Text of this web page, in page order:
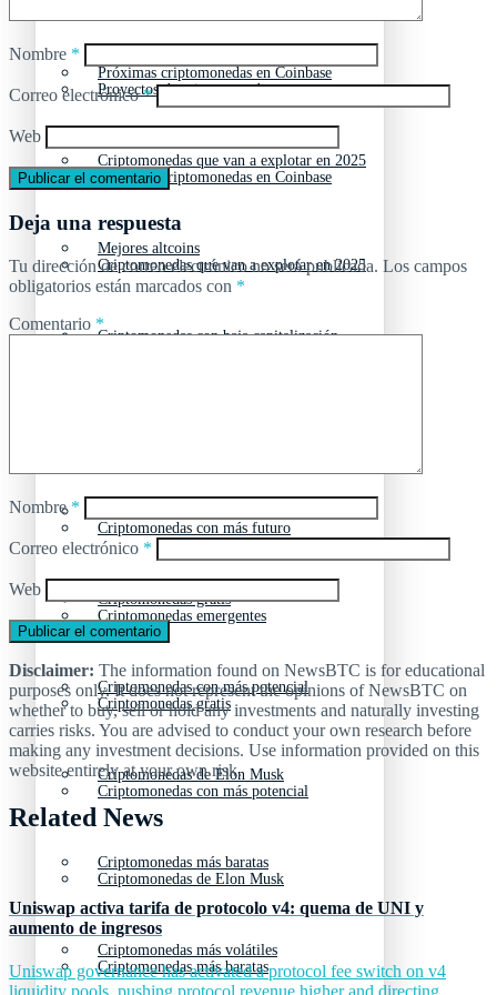
Próximas criptomonedas en Coinbase
Criptomonedas que van a explotar en 2025
Mejores altcoins
Criptomonedas con baja capitalización
Criptomonedas gratis
Criptomonedas con más potencial
Criptomonedas de Elon Musk
Criptomonedas más baratas
Criptomonedas más volátiles
Proyectos de criptomonedas
Próximas criptomonedas en Coinbase
Criptomonedas que van a explotar en 2025
Criptomonedas con más futuro
Criptomonedas emergentes
Criptomonedas gratis
Criptomonedas con más potencial
Criptomonedas de Elon Musk
Criptomonedas más baratas
Nombre *
Correo electrónico*
Web
Deja una respuesta
Tu dirección de correo electrónico no será publicada. Los campos
obligatorios están marcados con *
Comentario *
Nombre*
Correo electrónico *
Web
Disclaimer: The information found on NewsBTC is for educational
purposes only. It does not represent the opinions of NewsBTC on
whether to buy, sell or hold any investments and naturally investing
carries risks. You are advised to conduct your own research before
making any investment decisions. Use information provided on this
website entirely at your own risk.
Related News
Uniswap activa tarifa de protocolo v4: quema de UNI y
aumento de ingresos
Uniswap governance has activated a protocol fee switch on v4
liquidity pools, pushing protocol revenue higher and directing